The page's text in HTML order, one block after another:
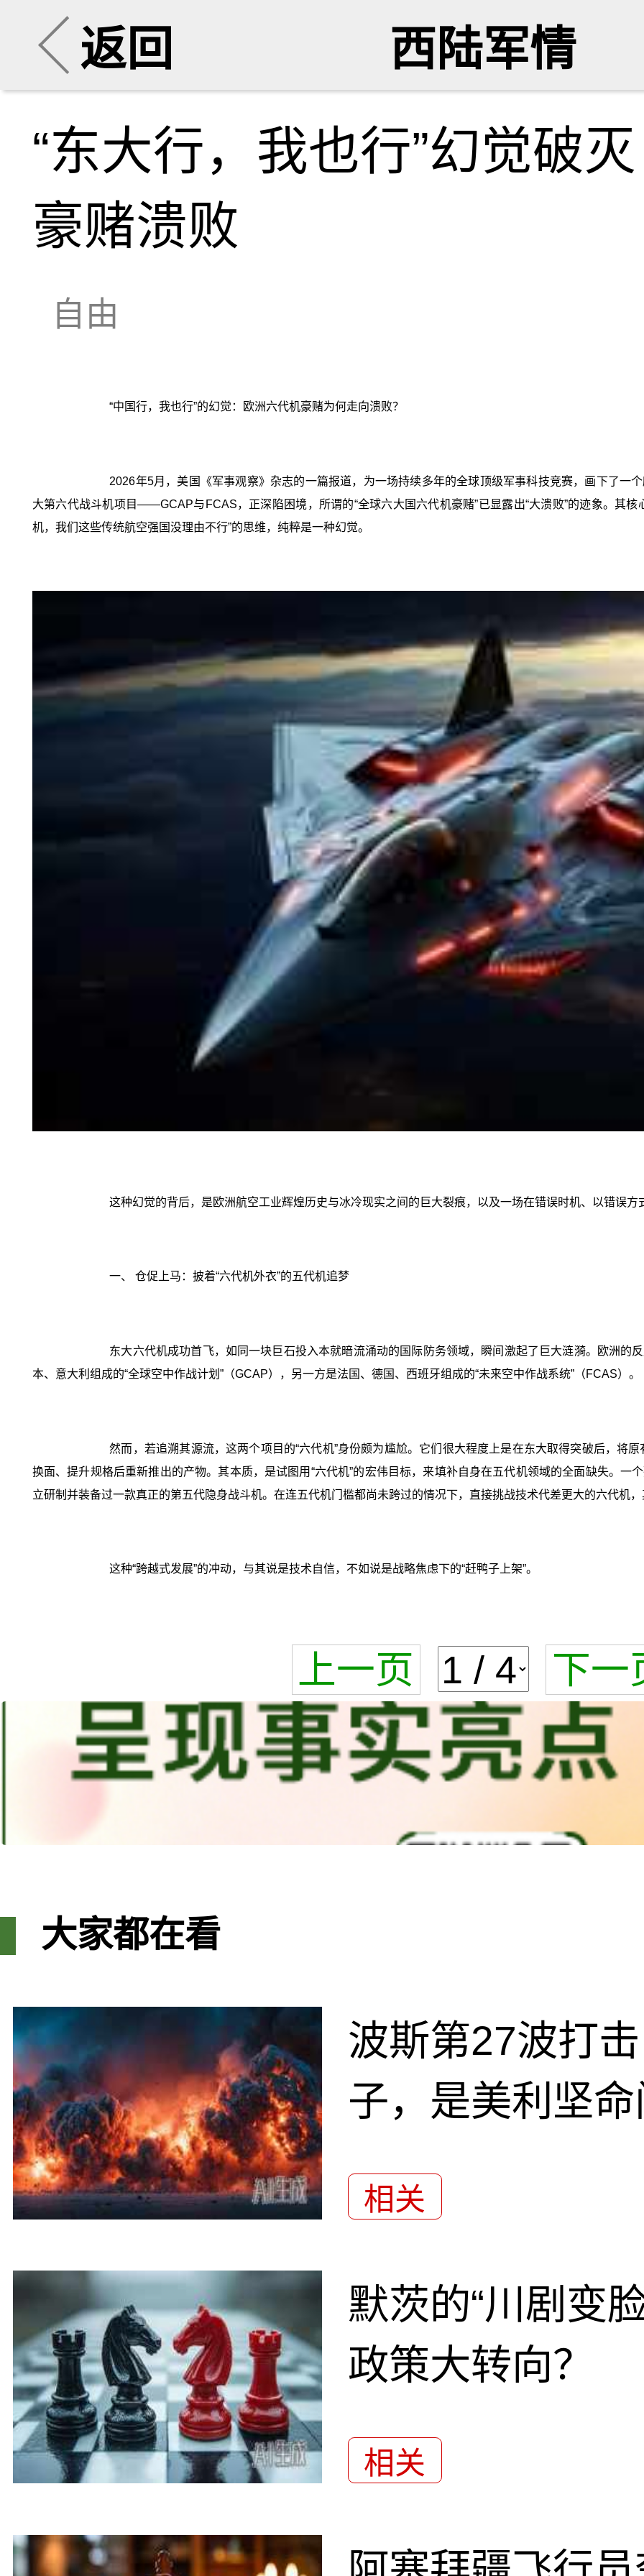
返回 西陆军情
“东大行，我也行”幻觉破
豪赌溃败
自由
‍“中国行，我也行”的幻觉：欧洲六代机豪赌为何走向溃败？
2026年5月，美国《军事观察》杂志的一篇报道，为一场持续多年的全球顶级军事科技竞赛，画下了一
大第六代战斗机项目——GCAP与FCAS，正深陷困境，所谓的“全球六大国六代机豪赌”已显露出“大溃败”的迹象。其
机，我们这些传统航空强国没理由不行”的思维，纯粹是一种幻觉。
这种幻觉的背后，是欧洲航空工业辉煌历史与冰冷现实之间的巨大裂痕，以及一场在错误时机、以错误方
一、 仓促上马：披着“六代机外衣”的五代机追梦
东大六代机成功首飞，如同一块巨石投入本就暗流涌动的国际防务领域，瞬间激起了巨大涟漪。欧洲的
本、意大利组成的“全球空中作战计划”（GCAP），另一方是法国、德国、西班牙组成的“未来空中作战系统”（FCAS）。
然而，若追溯其源流，这两个项目的“六代机”身份颇为尴尬。它们很大程度上是在东大取得突破后，将
换面、提升规格后重新推出的产物。其本质，是试图用“六代机”的宏伟目标，来填补自身在五代机领域的全面缺失。一
立研制并装备过一款真正的第五代隐身战斗机。在连五代机门槛都尚未跨过的情况下，直接挑战技术代差更大的六代机
这种“跨越式发展”的冲动，与其说是技术自信，不如说是战略焦虑下的“赶鸭子上架”。
上一页 下一
大家都在看
波斯第27波打
子，是美利坚
相关
默茨的“川剧变
政策大转向？
相关